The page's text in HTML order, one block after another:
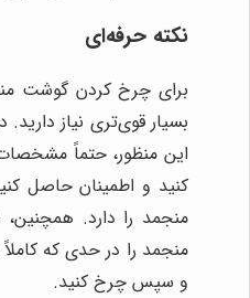
نکته حرفه‌ای
برای چرخ کردن گوشت
بسیار قوی‌تری نیاز
این منظور، حتماً
کنید و اطمینان حاصل
منجمد را دارد.
منجمد را در حدی که
و سپس چرخ کنید.